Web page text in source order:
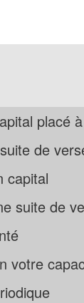
placé
de
capital
suite de
votre